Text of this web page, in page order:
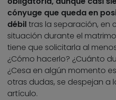
cónyuge que queda en
débiltras la separación, en
situación durante el
tiene que solicitarla al
¿Cómo hacerlo? ¿Cuánto
¿Cesa en algún momento
otras dudas, se despejan a
artículo.